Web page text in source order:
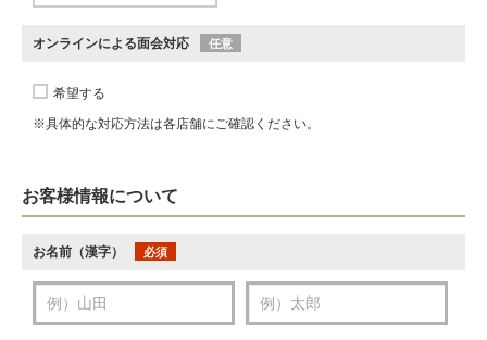
オンラインによる面会対応 任意
希望する
※具体的な対応方法は各店舗にご確認ください。
お客様情報について
お名前（漢字） 必須